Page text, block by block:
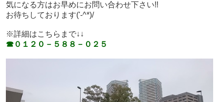
気になる方はお早めにお問い合わせ下さい!!
お待ちしております('-^*)/
※詳細はこちらまで↓↓
☎０１２０－５８８－０２５